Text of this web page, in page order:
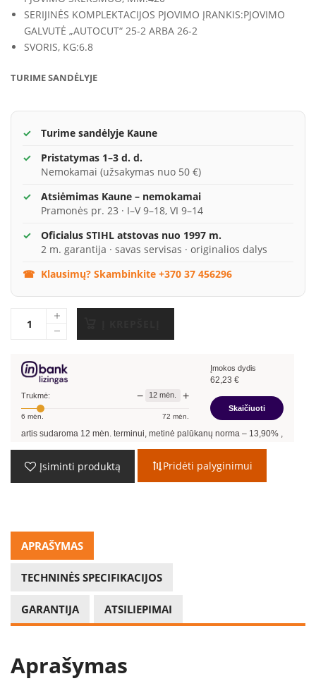
SERIJINĖS KOMPLEKTACIJOS PJOVIMO ĮRANKIS:PJOVIMO
GALVUTĖ „AUTOCUT“ 25-2 ARBA 26-2
SVORIS, KG:6.8
TURIME SANDĖLYJE
Turime sandėlyje Kaune
Pristatymas 1–3 d. d.
Nemokamai (užsakymas nuo 50 €)
Atsiėmimas Kaune – nemokamai
Pramonės pr. 23 · I–V 9–18, VI 9–14
Oficialus STIHL atstovas nuo 1997 m.
2 m. garantija · savas servisas · originalios dalys
Klausimų? Skambinkite +370 37 456296
Trukmė: − 12 mėn. +
6 mėn. 72 mėn.
Įmokos dydis
62,23 €
Skaičiuoti
sudaroma12mėn. terminui, metinė palūkanų norma – 13,90%, sutarties
Įsiminti produktą Pridėti palyginimui
APRAŠYMAS
TECHNINĖS SPECIFIKACIJOS
GARANTIJA ATSILIEPIMAI
Aprašymas